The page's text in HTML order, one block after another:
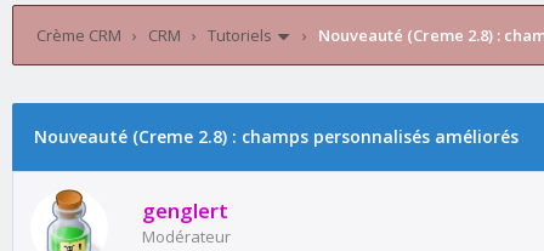
Crème CRM › CRM › Tutoriels › Nouveauté (Creme 2.8) :
Nouveauté (Creme 2.8) : champs personnalisés améliorés
genglert
Modérateur